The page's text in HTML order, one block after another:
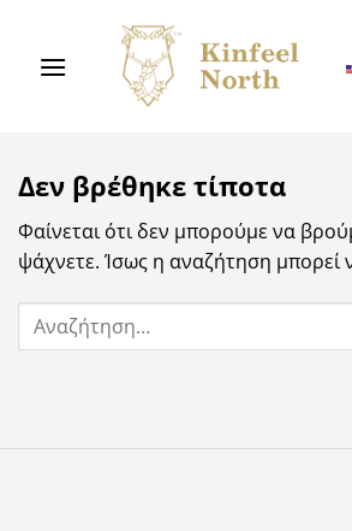
περιεχόμενο
Δεν βρέθηκε τίποτα
Φαίνεται ότι δεν μπορούμε να
ψάχνετε. Ίσως η αναζήτηση μπορεί